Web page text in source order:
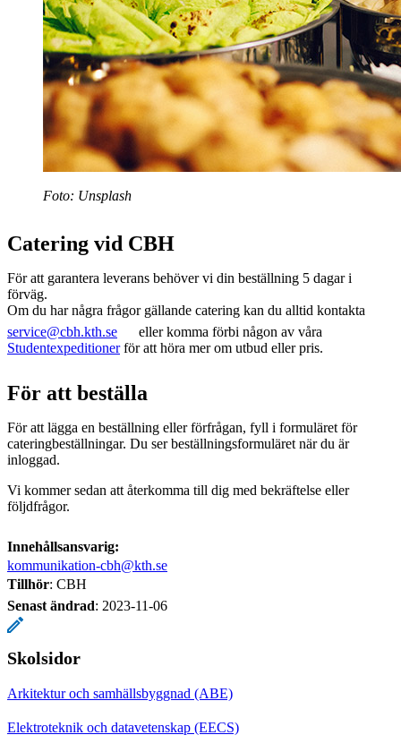
Foto: Unsplash
Catering vid CBH
För att garantera leverans behöver vi din beställning 5 dagar i
förväg.
Om du har några frågor gällande catering kan du alltid kontakta
service@cbh.kth.se
eller komma förbi någon av våra
Studentexpeditionerför att höra mer om utbud eller pris.
För att beställa
För att lägga en beställning eller förfrågan, fyll i formuläret för
cateringbeställningar. Du ser beställningsformuläret när du är
inloggad.
Vi kommer sedan att återkomma till dig med bekräftelse eller
följdfrågor.
Innehållsansvarig:
kommunikation-cbh@kth.se
Tillhör: CBH
Senast ändrad: 2023-11-06
Skolsidor
Arkitektur och samhällsbyggnad (ABE)
Elektroteknik och datavetenskap (EECS)